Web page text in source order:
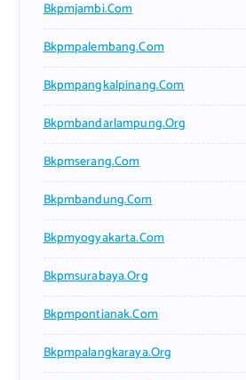
Bkpmjambi.com
Bkpmpalembang.com
Bkpmpangkalpinang.com
Bkpmbandarlampung.org
Bkpmserang.com
Bkpmbandung.com
Bkpmyogyakarta.com
Bkpmsurabaya.org
Bkpmpontianak.com
Bkpmpalangkaraya.org